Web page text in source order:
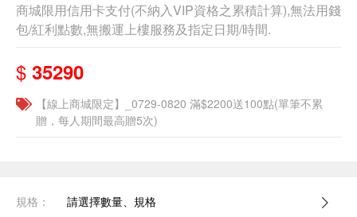
商城限用信用卡支付(不納入VIP資格之累積計算),無法用錢
包/紅利點數,無搬運上樓服務及指定日期/時間.
$ 35290
【線上商城限定】_0729-0820 滿$2200送100點(單筆不累
贈，每人期間最高贈5次)
規格： 請選擇數量、規格